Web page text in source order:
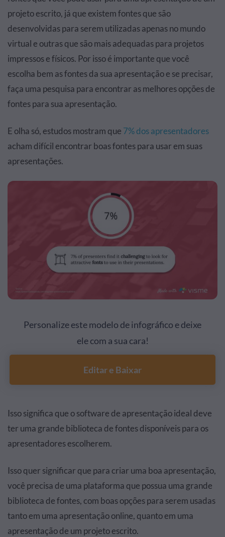
projeto escrito, já que existem fontes que são
desenvolvidas para serem utilizadas apenas no mundo
virtual e outras que são mais adequadas para projetos
impressos e físicos. Por isso é importante que você
escolha bem as fontes da sua apresentação e se precisar,
faça uma pesquisa para encontrar as melhores opções de
fontes para sua apresentação.
E olha só, estudos mostram que 7% dos apresentadores
acham difícil encontrar boas fontes para usar em suas
apresentações.
Personalize este modelo de infográfico e deixe
ele com a sua cara!
Editar e Baixar
Isso significa que o software de apresentação ideal deve
ter uma grande biblioteca de fontes disponíveis para os
apresentadores escolherem.
Isso quer significar que para criar uma boa apresentação,
você precisa de uma plataforma que possua uma grande
biblioteca de fontes, com boas opções para serem usadas
tanto em uma apresentação online, quanto em uma
apresentação de um projeto escrito.